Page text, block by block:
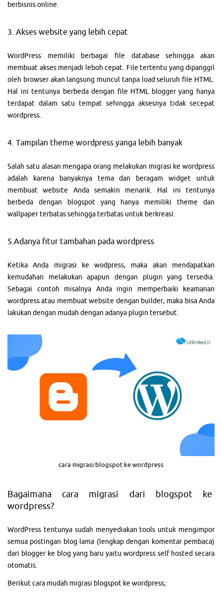
berbisnis online.
3. Akses website yang lebih cepat
WordPress memiliki berbagai file database sehingga akan
membuat akses menjadi leboh cepat. File tertentu yang dipanggil
oleh browser akan langsung muncul tanpa load seluruh file HTML.
Hal ini tentunya berbeda dengan file HTML blogger yang hanya
terdapat dalam satu tempat sehingga aksesnya tidak secepat
wordpress.
4. Tampilan theme wordpress yanga lebih banyak
Salah satu alasan mengapa orang melakukan migrasi ke wordpress
adalah karena banyaknya tema dan beragam widget untuk
membuat website Anda semakin menarik. Hal ini tentunya
berbeda dengan blogspot yang hanya memiliki theme dan
wallpaper terbatas sehingga terbatas untuk berkreasi.
5.Adanya fitur tambahan pada wordpress
Ketika Anda migrasi ke wodpress, maka akan mendapatkan
kemudahan melakukan apapun dengan plugin yang tersedia.
Sebagai contoh misalnya Anda ingin memperbaiki keamanan
wordpress atau membuat website dengan builder, maka bisa Anda
lakukan dengan mudah dengan adanya plugin tersebut.
cara migrasi blogspot ke wordpress
Bagaimana cara migrasi dari blogspot ke
wordpress?
WordPress tentunya sudah menyediakan tools untuk mengimpor
semua postingan blog lama (lengkap dengan komentar pembaca)
dari blogger ke blog yang baru yaitu wordpress self hosted secara
otomatis.
Berikut cara mudah migrasi blogspot ke wordpress;